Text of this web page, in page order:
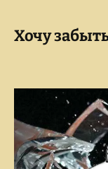
Хочу